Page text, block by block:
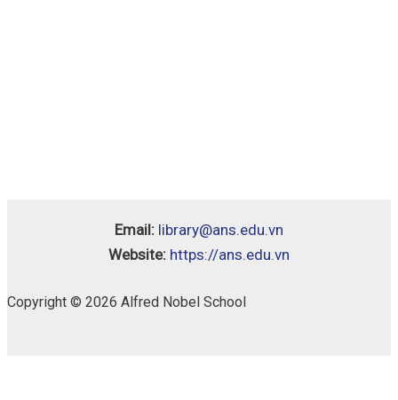
Email: library@ans.edu.vn
Website: https://ans.edu.vn
Copyright © 2026 Alfred Nobel School